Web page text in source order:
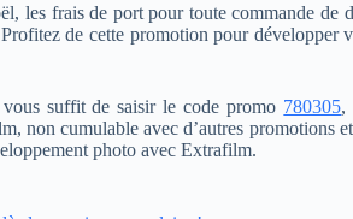
les frais de port pour toute commande de
de cette promotion pour développer
suffit de saisir le code promo 780305,
cumulable avec d’autres promotions
photo avec Extrafilm.